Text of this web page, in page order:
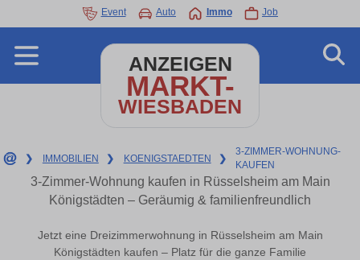
Event Auto Immo Job
ANZEIGEN
MARKT-
WIESBADEN
❯ IMMOBILIEN ❯ KOENIGSTAEDTEN ❯
3-ZIMMER-WOHNUNG-
KAUFEN
3-Zimmer-Wohnung kaufen in Rüsselsheim am Main
Königstädten – Geräumig & familienfreundlich
Jetzt eine Dreizimmerwohnung in Rüsselsheim am Main
Königstädten kaufen – Platz für die ganze Familie